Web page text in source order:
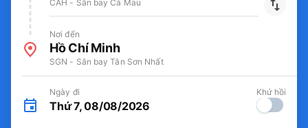
CAH - Sân bay Cà Mau
Nơi đến
Hồ Chí Minh
SGN - Sân bay Tân Sơn Nhất
Ngày đi
Thứ 7, 08/08/2026
Khứ hồi